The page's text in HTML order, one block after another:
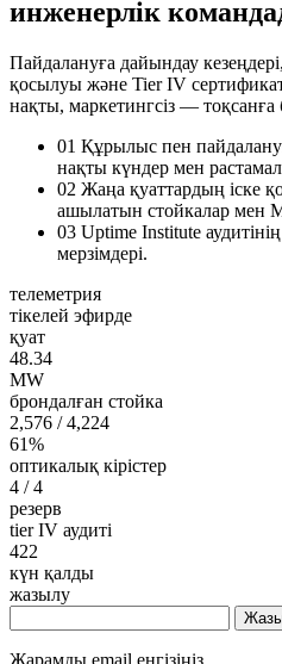
инженерлік
Пайдалануға дайындау
қосылуы және Tier IV
нақты, маркетингсіз — тоқсанға
01 Құрылыс пен
нақты күндер мен
02 Жаңа қуаттардың іске
ашылатын стойкалар мен
03 Uptime Institute
мерзімдері.
телеметрия
тікелей эфирде
қуат
48.34
MW
брондалған стойка
2,576 / 4,224
61%
оптикалық кірістер
4 / 4
резерв
tier IV аудиті
422
күн қалды
жазылу
Жарамды email енгізіңіз